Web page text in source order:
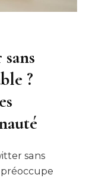
?
sans